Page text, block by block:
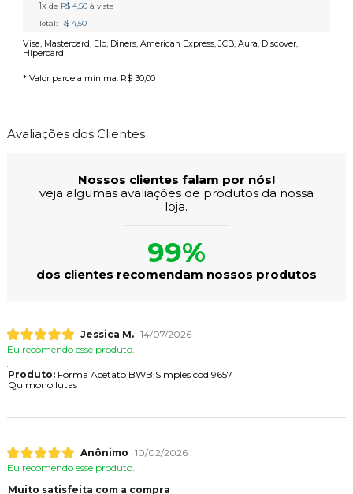
1x de R$ 4,50 à vista
Total: R$ 4,50
Visa, Mastercard, Elo, Diners, American Express, JCB, Aura, Discover,
Hipercard
* Valor parcela mínima: R$ 30,00
Avaliações dos Clientes
Nossos clientes falam por nós!
veja algumas avaliações de produtos da nossa
loja.
99%
dos clientes recomendam nossos produtos
Jessica M. 14/07/2026
Eu recomendo esse produto.
Produto:Forma Acetato BWB Simples cód.9657
Quimono lutas
Anônimo 10/02/2026
Eu recomendo esse produto.
Muito satisfeita com a compra